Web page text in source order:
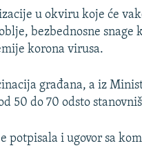
u okviru koje će
bezbednosne
korona virusa.
građana, a iz
50 do 70 odsto
potpisala i ugovor sa